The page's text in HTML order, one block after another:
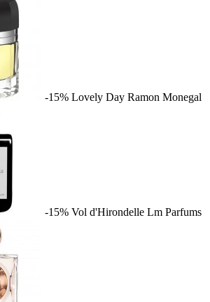
-15% Lovely Day Ramon Monegal
-15% Vol d'Hirondelle Lm Parfums